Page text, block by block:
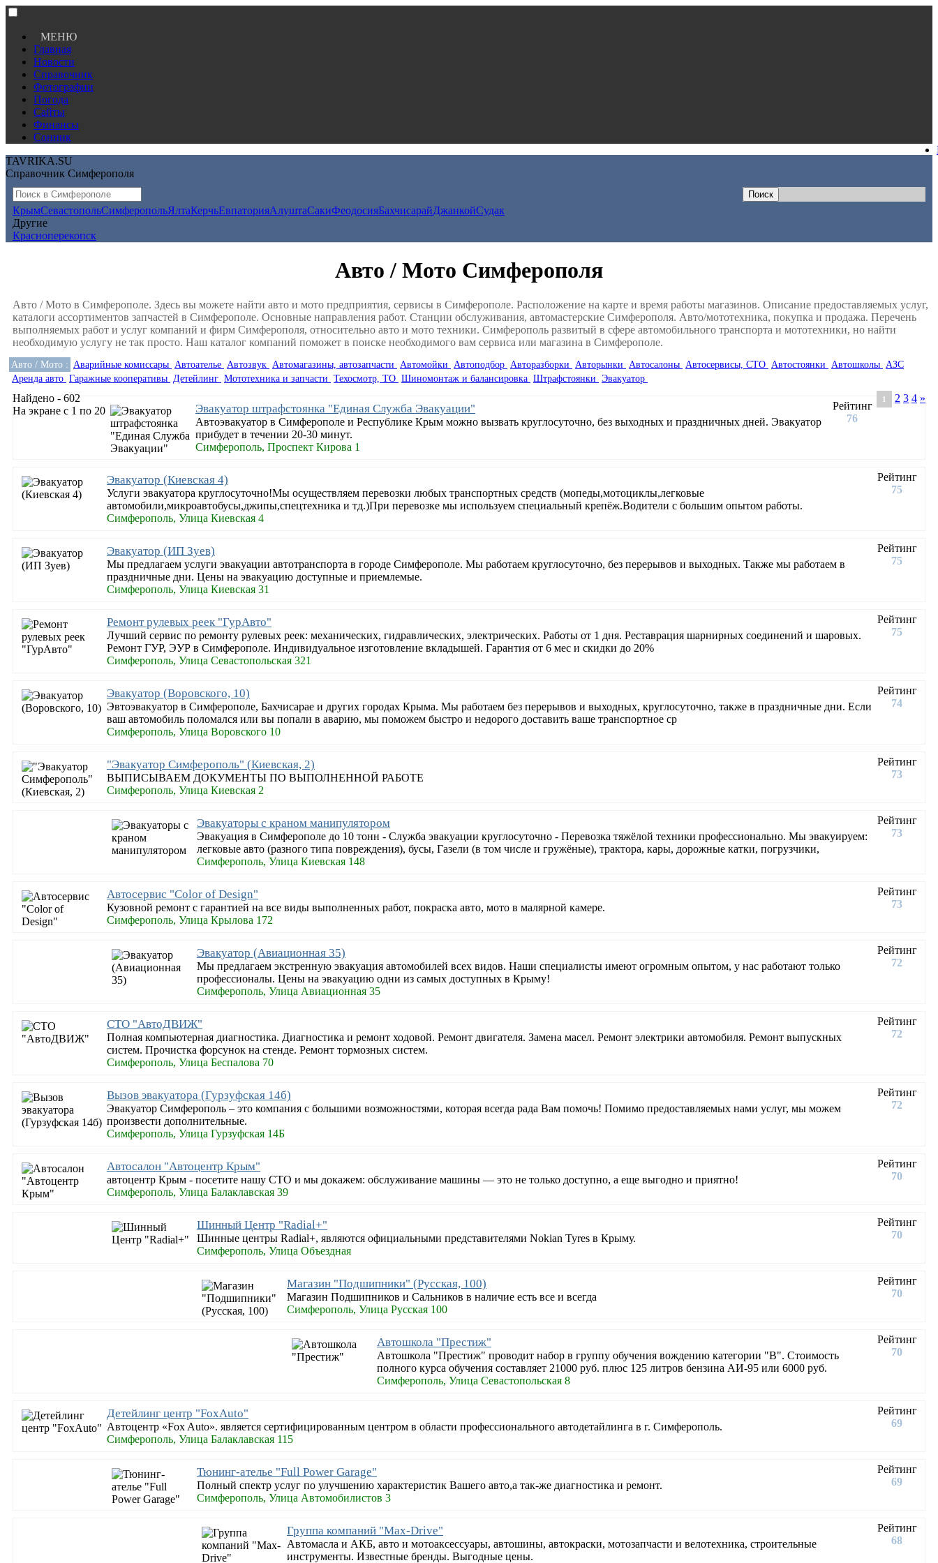
МЕНЮ
Главная
Новости
Справочник
Фотографии
Погода
Сайты
Финансы
Сонник
TAVRIKA.SU
Справочник Симферополя
КрымСевастопольСимферопольЯлтаКерчьЕвпаторияАлуштаСакиФеодосияБахчисарайДжанкойСудак
Другие
Красноперекопск
Авто / Мото Симферополя
Авто / Мото в Симферополе. Здесь вы можете найти авто и мото предприятия, сервисы в Симферополе. Расположение на карте и время работы магазинов. Описание предоставляемых услуг,
каталоги ассортиментов запчастей в Симферополе. Основные направления работ. Станции обслуживания, автомастерские Симферополя. Авто/мототехника, покупка и продажа. Перечень
выполняемых работ и услуг компаний и фирм Симферополя, относительно авто и мото техники. Симферополь развитый в сфере автомобильного транспорта и мототехники, но найти
необходимую услугу не так просто. Наш каталог компаний поможет в поиске необходимого вам сервиса или магазина в Симферополе.
Авто / Мото : Аварийные комиссары Автоателье Автозвук Автомагазины, автозапчасти Автомойки Автоподбор Авторазборки Авторынки Автосалоны Автосервисы, СТО Автостоянки Автошколы АЗС
Аренда авто Гаражные кооперативы Детейлинг Мототехника и запчасти Техосмотр, ТО Шиномонтаж и балансировка Штрафстоянки Эвакуатор
Найдено - 602
На экране с 1 по 20
1 2 3 4 »
Рейтинг
76
Эвакуатор штрафстоянка "Единая Служба Эвакуации"
Автоэвакуатор в Симферополе и Республике Крым можно вызвать круглосуточно, без выходных и праздничных дней. Эвакуатор
прибудет в течении 20-30 минут.
Симферополь, Проспект Кирова 1
Рейтинг
75
Эвакуатор (Киевская 4)
Услуги эвакуатора круглосуточно!Мы осуществляем перевозки любых транспортных средств (мопеды,мотоциклы,легковые
автомобили,микроавтобусы,джипы,спецтехника и тд.)При перевозке мы используем специальный крепёж.Водители с большим опытом работы.
Симферополь, Улица Киевская 4
Рейтинг
75
Эвакуатор (ИП Зуев)
Мы предлагаем услуги эвакуации автотранспорта в городе Симферополе. Мы работаем круглосуточно, без перерывов и выходных. Также мы работаем в
праздничные дни. Цены на эвакуацию доступные и приемлемые.
Симферополь, Улица Киевская 31
Рейтинг
75
Ремонт рулевых реек "ГурАвто"
Лучший сервис по ремонту рулевых реек: механических, гидравлических, электрических. Работы от 1 дня. Реставрация шарнирных соединений и шаровых.
Ремонт ГУР, ЭУР в Симферополе. Индивидуальное изготовление вкладышей. Гарантия от 6 мес и скидки до 20%
Симферополь, Улица Севастопольская 321
Рейтинг
74
Эвакуатор (Воровского, 10)
Эвтоэвакуатор в Симферополе, Бахчисарае и других городах Крыма. Мы работаем без перерывов и выходных, круглосуточно, также в праздничные дни. Если
ваш автомобиль поломался или вы попали в аварию, мы поможем быстро и недорого доставить ваше транспортное ср
Симферополь, Улица Воровского 10
Рейтинг
73
"Эвакуатор Симферополь" (Киевская, 2)
ВЫПИСЫВАЕМ ДОКУМЕНТЫ ПО ВЫПОЛНЕННОЙ РАБОТЕ
Симферополь, Улица Киевская 2
Рейтинг
73
Эвакуаторы с краном манипулятором
Эвакуация в Симферополе до 10 тонн - Служба эвакуации круглосуточно - Перевозка тяжёлой техники профессионально. Мы эвакуируем:
легковые авто (разного типа повреждения), бусы, Газели (в том числе и гружёные), трактора, кары, дорожные катки, погрузчики,
Симферополь, Улица Киевская 148
Рейтинг
73
Автосервис "Color of Design"
Кузовной ремонт с гарантией на все виды выполненных работ, покраска авто, мото в малярной камере.
Симферополь, Улица Крылова 172
Рейтинг
72
Эвакуатор (Авиационная 35)
Мы предлагаем экстренную эвакуация автомобилей всех видов. Наши специалисты имеют огромным опытом, у нас работают только
профессионалы. Цены на эвакуацию одни из самых доступных в Крыму!
Симферополь, Улица Авиационная 35
Рейтинг
72
СТО "АвтоДВИЖ"
Полная компьютерная диагностика. Диагностика и ремонт ходовой. Ремонт двигателя. Замена масел. Ремонт электрики автомобиля. Ремонт выпускных
систем. Прочистка форсунок на стенде. Ремонт тормозных систем.
Симферополь, Улица Беспалова 70
Рейтинг
72
Вызов эвакуатора (Гурзуфская 14б)
Эвакуатор Симферополь – это компания с большими возможностями, которая всегда рада Вам помочь! Помимо предоставляемых нами услуг, мы можем
произвести дополнительные.
Симферополь, Улица Гурзуфская 14Б
Рейтинг
70
Автосалон "Автоцентр Крым"
автоцентр Крым - посетите нашу СТО и мы докажем: обслуживание машины — это не только доступно, а еще выгодно и приятно!
Симферополь, Улица Балаклавская 39
Рейтинг
70
Шинный Центр "Radial+"
Шинные центры Radial+, являются официальными представителями Nokian Tyres в Крыму.
Симферополь, Улица Объездная
Рейтинг
70
Магазин "Подшипники" (Русская, 100)
Магазин Подшипников и Сальников в наличие есть все и всегда
Симферополь, Улица Русская 100
Рейтинг
70
Автошкола "Престиж"
Автошкола "Престиж" проводит набор в группу обучения вождению категории "В". Стоимость
полного курса обучения составляет 21000 руб. плюс 125 литров бензина АИ-95 или 6000 руб.
Симферополь, Улица Севастопольская 8
Рейтинг
69
Детейлинг центр "FoxAuto"
Автоцентр «Fox Auto». является сертифицированным центром в области профессионального автодетайлинга в г. Симферополь.
Симферополь, Улица Балаклавская 115
Рейтинг
69
Тюнинг-ателье "Full Power Garage"
Полный спектр услуг по улучшению характеристик Вашего авто,а так-же диагностика и ремонт.
Симферополь, Улица Автомобилистов 3
Рейтинг
68
Группа компаний "Max-Drive"
Автомасла и АКБ, авто и мотоаксессуары, автошины, автокраски, мотозапчасти и велотехника, строительные
инструменты. Известные бренды. Выгодные цены.